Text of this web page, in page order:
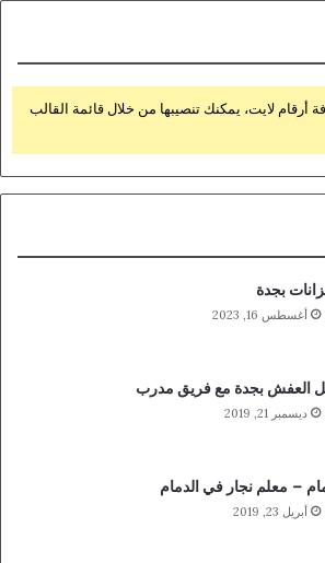
أرقام لايت، يمكنك تنصيبها من خلال قائمة القالب
بجدة
أغسطس 16, 2023
العفش بجدة مع فريق مدرب
ديسمبر 21, 2019
– معلم نجار في الدمام
أبريل 23, 2019